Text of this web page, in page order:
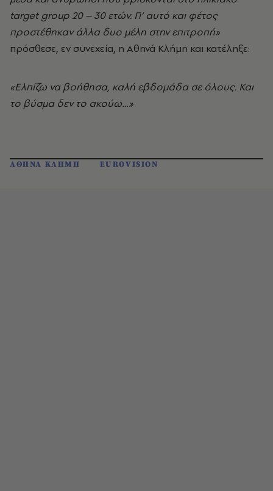
target group 20 – 30 ετών. Γι’ αυτό και φέτος
προστέθηκαν άλλα δυο μέλη στην επιτροπή»
πρόσθεσε, εν συνεχεία, η Αθηνά Κλήμη και κατέληξε:
«Ελπίζω να βοήθησα, καλή εβδομάδα σε όλους. Και
το βύσμα δεν το ακούω…»
ΑΘΗΝΑ ΚΛΗΜΗ EUROVISION